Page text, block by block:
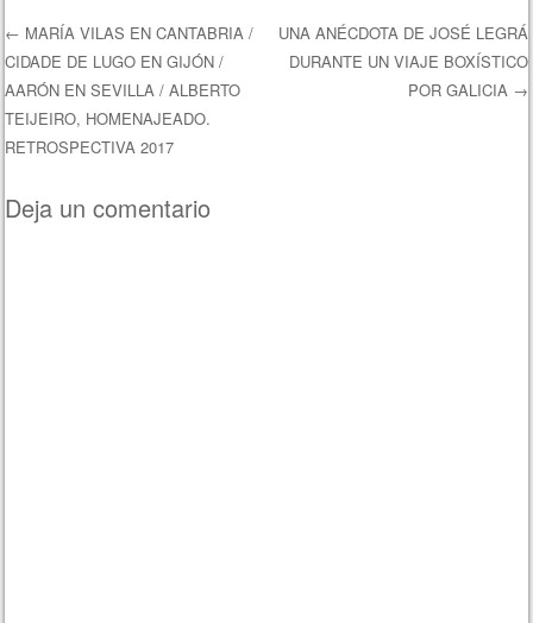
Navegación de entradas
← MARÍA VILAS EN CANTABRIA /
CIDADE DE LUGO EN GIJÓN /
AARÓN EN SEVILLA / ALBERTO
TEIJEIRO, HOMENAJEADO.
RETROSPECTIVA 2017
UNA ANÉCDOTA DE JOSÉ LEGRÁ
DURANTE UN VIAJE BOXÍSTICO
POR GALICIA →
Deja un comentario